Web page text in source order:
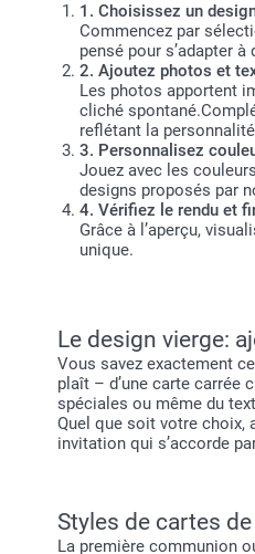
1. Choisissez un
Commencez par
pensé pour s’adapter
2. Ajoutez photos et
Les photos apportent
cliché
reflétant la
3. Personnalisez
Jouez avec les
designs proposés par
4. Vérifiez le rendu et
Grâce à l’aperçu,
unique.
Le design vierge:
Vous savez exactement
plaît – d’une carte
spéciales ou même du
Quel que soit votre choix,
invitation qui s’accorde
Styles de cartes
La première communion